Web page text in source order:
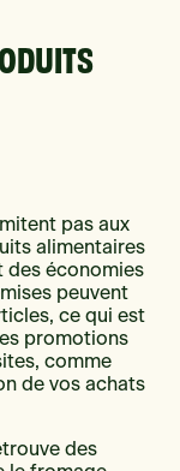
pas aux
alimentaires
des économies
peuvent
ce qui est
promotions
comme
de vos achats
des